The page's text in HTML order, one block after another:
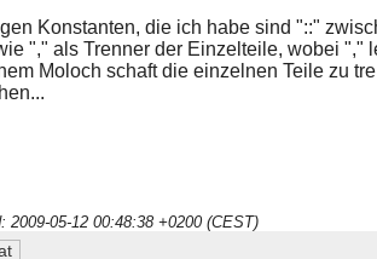
Konstanten, die ich habe sind "::"
"," als Trenner der Einzelteile, wobei ","
Moloch schaft die einzelnen Teile zu
2009-05-12 00:48:38 +0200 (CEST)